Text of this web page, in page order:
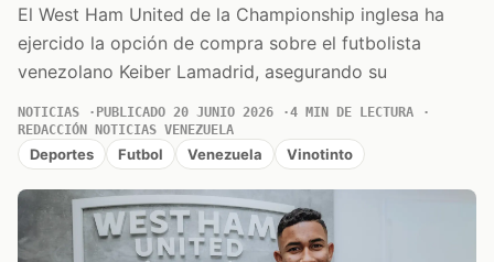
El West Ham United de la Championship inglesa ha
ejercido la opción de compra sobre el futbolista
venezolano Keiber Lamadrid, asegurando su
NOTICIAS PUBLICADO 20 JUNIO 2026
4 MIN DE LECTURA
REDACCIÓN NOTICIAS VENEZUELA
Deportes Futbol Venezuela Vinotinto